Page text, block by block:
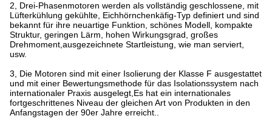
2, Drei-Phasenmotoren werden als vollständig geschlossene, mit
Lüfterkühlung gekühlte, Eichhörnchenkäfig-Typ definiert und sind
bekannt für ihre neuartige Funktion, schönes Modell, kompakte
Struktur, geringen Lärm, hohen Wirkungsgrad, großes
Drehmoment,ausgezeichnete Startleistung, wie man serviert,
usw.
3, Die Motoren sind mit einer Isolierung der Klasse F ausgestattet
und mit einer Bewertungsmethode für das Isolationssystem nach
internationaler Praxis ausgelegt,Es hat ein internationales
fortgeschrittenes Niveau der gleichen Art von Produkten in den
Anfangstagen der 90er Jahre erreicht..